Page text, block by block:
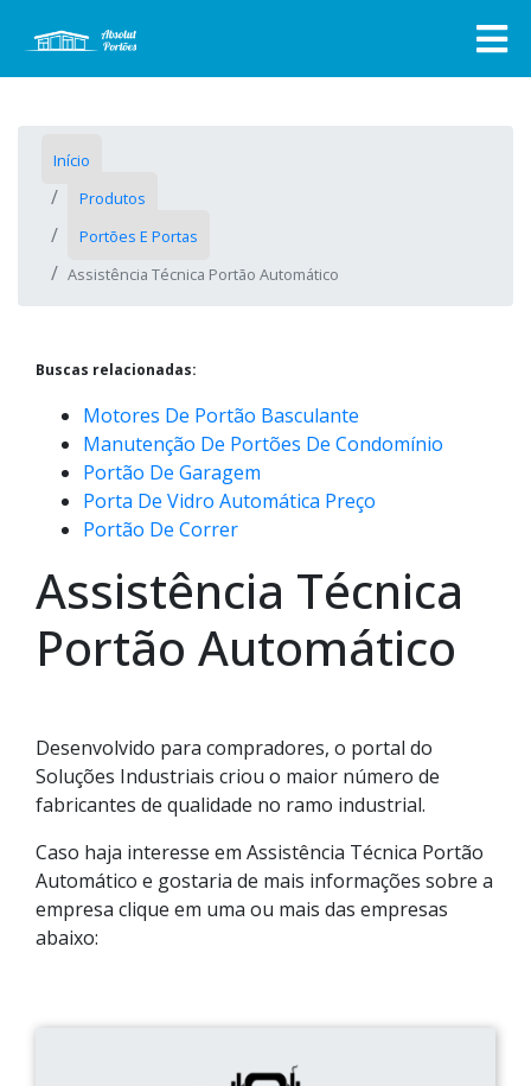
Início
Produtos
Portões E Portas
Assistência Técnica Portão Automático
Buscas relacionadas:
Motores De Portão Basculante
Manutenção De Portões De Condomínio
Portão De Garagem
Porta De Vidro Automática Preço
Portão De Correr
Assistência Técnica
Portão Automático
Desenvolvido para compradores, o portal do
Soluções Industriais criou o maior número de
fabricantes de qualidade no ramo industrial.
Caso haja interesse em Assistência Técnica Portão
Automático e gostaria de mais informações sobre a
empresa clique em uma ou mais das empresas
abaixo: